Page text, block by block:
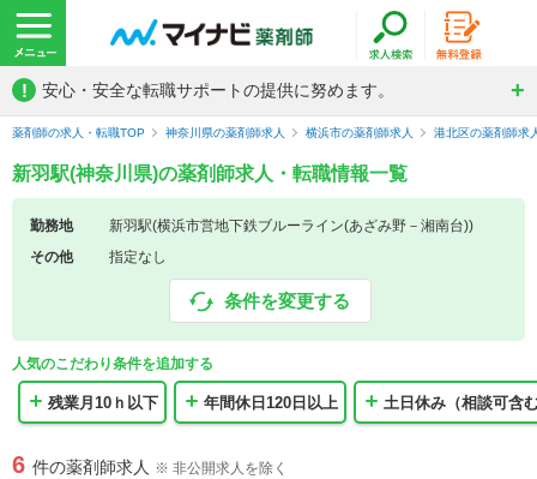
! 安心・安全な転職サポートの提供に努めます。
薬剤師の求人・転職TOP 神奈川県の薬剤師求人 横浜市の薬剤師求人 港北区の薬剤師求
新羽駅(神奈川県)の薬剤師求人・転職情報一覧
勤務地
新羽駅(横浜市営地下鉄ブルーライン(あざみ野－湘南台))
その他
指定なし
条件を変更する
人気のこだわり条件を追加する
残業月10ｈ以下 年間休日120日以上 土日休み（相談可含
6 件の薬剤師求人 ※ 非公開求人を除く